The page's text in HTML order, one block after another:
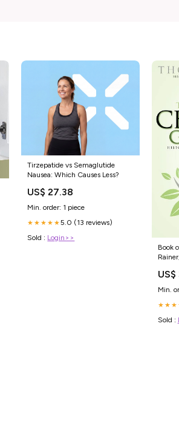
Tirzepatide vs Semaglutide
Nausea: Which Causes Less?
US$ 27.38
Min. order: 1 piece
★★★★★5.0 (13 reviews)
Sold : Login>>
Book
US$
Min.
Sold :